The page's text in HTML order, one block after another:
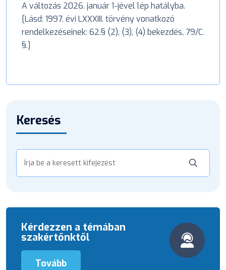
A változás 2026. január 1-jével lép hatályba.
[Lásd: 1997. évi LXXXIII. törvény vonatkozó
rendelkezéseinek: 62.§ (2), (3), (4) bekezdés, 79/C.
§.]
Keresés
Kérdezzen a témában
szakértőnktől
Tovább